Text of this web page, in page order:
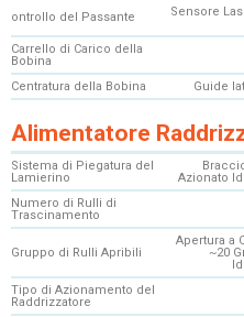
ontrollo del Passante
Sensore
Carrello di Carico della
Bobina
Centratura della Bobina Guide
Alimentatore
Sistema di Piegatura del
Lamierino
Azionato
Numero di Rulli di
Trascinamento
Gruppo di Rulli Apribili
Apertura a
~20
Tipo di Azionamento del
Raddrizzatore